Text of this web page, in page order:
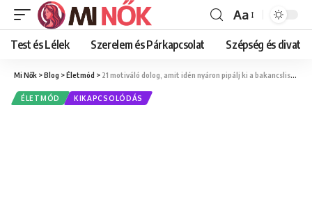
Font
Resizer
Aa
Test és Lélek Szerelem és Párkapcsolat Szépség és divat
Mi Nők >Blog >Életmód > 21 motiváló dolog, amit idén nyáron pipálj ki a bakancslistádról
ÉLETMÓD KIKAPCSOLÓDÁS